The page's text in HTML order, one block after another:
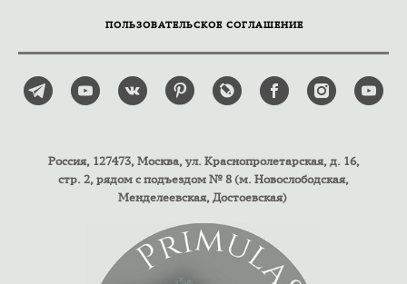
ПОЛЬЗОВАТЕЛЬСКОЕ СОГЛАШЕНИЕ
Россия, 127473, Москва, ул. Краснопролетарская, д. 16,
стр. 2, рядом с подъездом № 8 (м. Новослободская,
Менделеевская, Достоевская)